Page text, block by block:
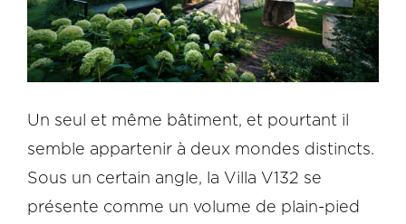
Un seul et même bâtiment, et pourtant il
semble appartenir à deux mondes distincts.
Sous un certain angle, la Villa V132 se
présente comme un volume de plain-pied